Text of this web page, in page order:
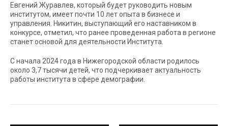
Евгений Журавлев, который будет руководить новым
институтом, имеет почти 10 лет опыта в бизнесе и
управления. Никитин, выступающий его наставником в
конкурсе, отметил, что ранее проведенная работа в регионе
станет основой для деятельности Института.
С начала 2024 года в Нижегородской области родилось
около 3,7 тысячи детей, что подчеркивает актуальность
работы института в сфере демографии.